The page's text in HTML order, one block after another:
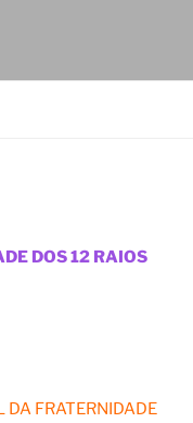
DOS 12 RAIOS
FRATERNIDADE